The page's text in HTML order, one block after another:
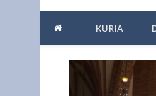
KURIA